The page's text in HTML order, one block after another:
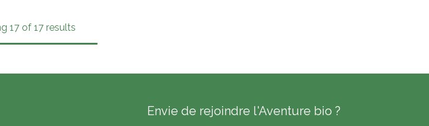
17 of 17 results
Envie de rejoindre l'Aventure bio ?